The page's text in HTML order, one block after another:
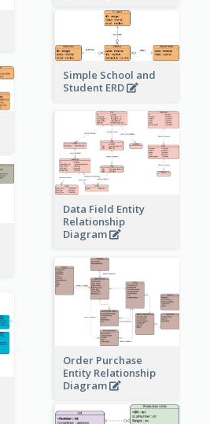
Simple School and
Student ERD
Data Field Entity
Relationship
Diagram
Order Purchase
Entity Relationship
Diagram